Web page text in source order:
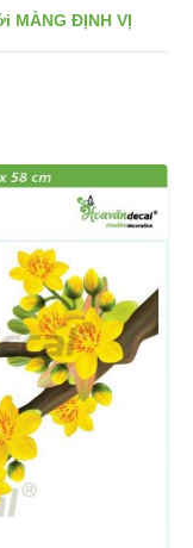
MÀNG ĐỊNH VỊ